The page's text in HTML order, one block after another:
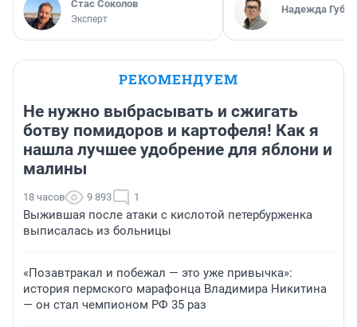
Стас Соколов
Эксперт
Надежда
РЕКОМЕНДУЕМ
Не нужно выбрасывать и сжигать
ботву помидоров и картофеля! Как я
нашла лучшее удобрение для яблони и
малины
18 часов 9 893 1
Выжившая после атаки с кислотой петербурженка
выписалась из больницы
«Позавтракал и побежал — это уже привычка»:
история пермского марафонца Владимира Никитина
— он стал чемпионом РФ 35 раз